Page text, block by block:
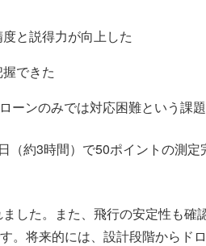
と説得力が向上した
できた
ーンのみでは対応困難という課
（約3時間）で50ポイントの測
した。また、飛行の安定性も確
。将来的には、設計段階からド